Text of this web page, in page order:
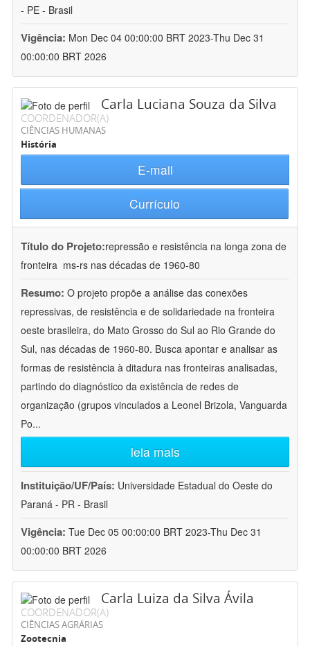
- PE - Brasil
Vigência: Mon Dec 04 00:00:00 BRT 2023-Thu Dec 31
00:00:00 BRT 2026
Carla Luciana Souza da Silva
COORDENADOR(A)
CIÊNCIAS HUMANAS
História
E-mail
Currículo
Título do Projeto:repressão e resistência na longa zona de
fronteira  ms-rs nas décadas de 1960-80
Resumo: O projeto propõe a análise das conexões
repressivas, de resistência e de solidariedade na fronteira
oeste brasileira, do Mato Grosso do Sul ao Rio Grande do
Sul, nas décadas de 1960-80. Busca apontar e analisar as
formas de resistência à ditadura nas fronteiras analisadas,
partindo do diagnóstico da existência de redes de
organização (grupos vinculados a Leonel Brizola, Vanguarda
Po...
leia mais
Instituição/UF/País: Universidade Estadual do Oeste do
Paraná - PR - Brasil
Vigência: Tue Dec 05 00:00:00 BRT 2023-Thu Dec 31
00:00:00 BRT 2026
Carla Luiza da Silva Ávila
COORDENADOR(A)
CIÊNCIAS AGRÁRIAS
Zootecnia